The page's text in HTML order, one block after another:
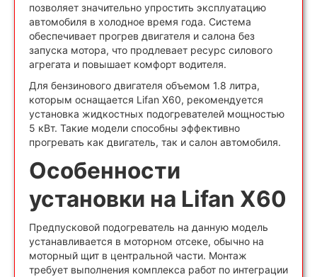
позволяет значительно упростить эксплуатацию
автомобиля в холодное время года. Система
обеспечивает прогрев двигателя и салона без
запуска мотора, что продлевает ресурс силового
агрегата и повышает комфорт водителя.
Для бензинового двигателя объемом 1.8 литра,
которым оснащается Lifan X60, рекомендуется
установка жидкостных подогревателей мощностью
5 кВт. Такие модели способны эффективно
прогревать как двигатель, так и салон автомобиля.
Особенности
установки на Lifan X60
Предпусковой подогреватель на данную модель
устанавливается в моторном отсеке, обычно на
моторный щит в центральной части. Монтаж
требует выполнения комплекса работ по интеграции